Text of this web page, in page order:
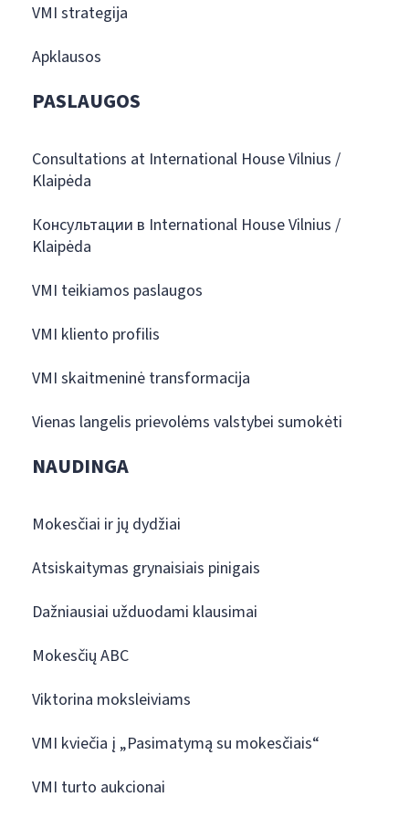
VMI strategija
Apklausos
PASLAUGOS
Consultations at International House Vilnius /
Klaipėda
Консультации в International House Vilnius /
Klaipėda
VMI teikiamos paslaugos
VMI kliento profilis
VMI skaitmeninė transformacija
Vienas langelis prievolėms valstybei sumokėti
NAUDINGA
Mokesčiai ir jų dydžiai
Atsiskaitymas grynaisiais pinigais
Dažniausiai užduodami klausimai
Mokesčių ABC
Viktorina moksleiviams
VMI kviečia į „Pasimatymą su mokesčiais“
VMI turto aukcionai